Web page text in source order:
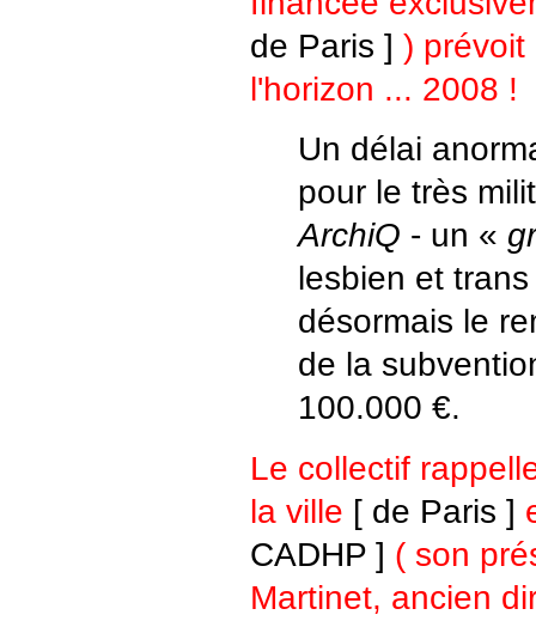
de Paris ] ) prévoit
l'horizon ... 2008 !
Un délai
pour le très
ArchiQ - un «
lesbien et
désormais le
de la
100.000 €.
Le collectif
la ville [ de Paris ]
CADHP ] ( son
Martinet, ancien